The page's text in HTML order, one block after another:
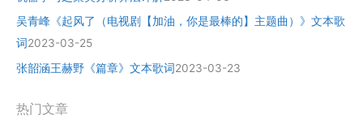
吴青峰《起风了（电视剧【加油，你是最棒的】主题曲）》文本歌
词2023-03-25
张韶涵王赫野《篇章》文本歌词2023-03-23
热门文章